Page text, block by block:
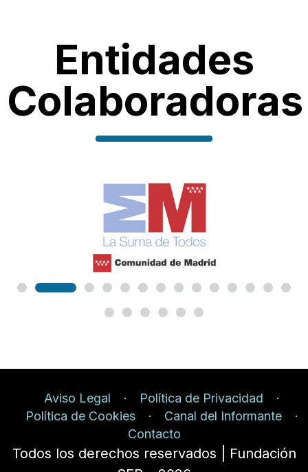
Entidades
Colaboradoras
Aviso Legal
Política de Privacidad
Política de Cookies
Canal del Informante
Contacto
Todos los derechos reservados | Fundación